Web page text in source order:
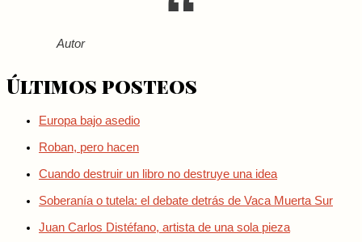
Autor
Últimos posteos
Europa bajo asedio
Roban, pero hacen
Cuando destruir un libro no destruye una idea
Soberanía o tutela: el debate detrás de Vaca Muerta Sur
Juan Carlos Distéfano, artista de una sola pieza